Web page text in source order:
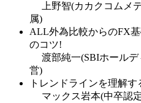
上野智(カカクコムメ
属)
ALL外為比較からのFX
のコツ!
渡部純一(SBIホール
営)
トレンドラインを理解す
マックス岩本(中卒認